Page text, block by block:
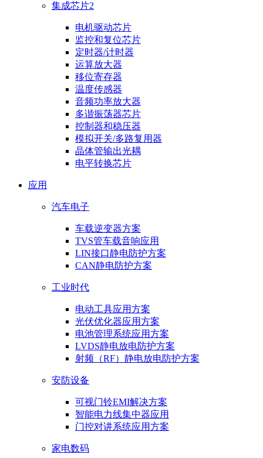
集成芯片2
电机驱动芯片
监控和复位芯片
定时器/计时器
运算放大器
移位寄存器
温度传感器
音频功率放大器
多谐振荡器芯片
控制器和稳压器
模拟开关/多路复用器
晶体管输出光耦
电平转换芯片
应用
汽车电子
车载逆变器方案
TVS管车载音响应用
LIN接口静电防护方案
CAN静电防护方案
工业时代
电动工具应用方案
光伏优化器应用方案
电池管理系统应用方案
LVDS静电放电防护方案
射频（RF）静电放电防护方案
安防设备
可视门铃EMI解决方案
智能电力线集中器应用
门控对讲系统应用方案
家电数码